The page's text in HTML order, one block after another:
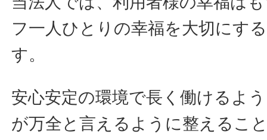
フ一人ひとりの幸福を大切にす
す。
安心安定の環境で長く働けるよ
が万全と言えるように整えるこ